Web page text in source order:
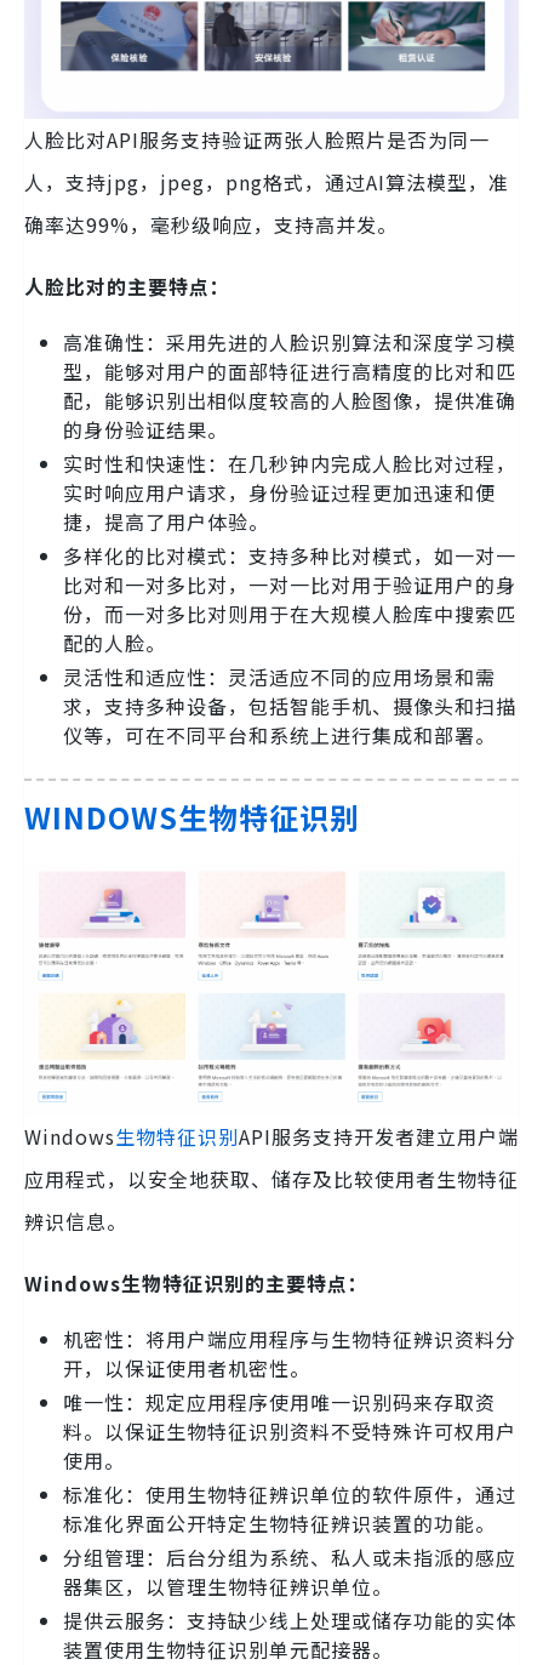
人脸比对API服务支持验证两张人脸照片是否为同一
人，支持jpg，jpeg，png格式，通过AI算法模型，准
确率达99%，毫秒级响应，支持高并发。
人脸比对的主要特点：
高准确性：采用先进的人脸识别算法和深度学习模
型，能够对用户的面部特征进行高精度的比对和匹
配，能够识别出相似度较高的人脸图像，提供准确
的身份验证结果。
实时性和快速性：在几秒钟内完成人脸比对过程，
实时响应用户请求，身份验证过程更加迅速和便
捷，提高了用户体验。
多样化的比对模式：支持多种比对模式，如一对一
比对和一对多比对，一对一比对用于验证用户的身
份，而一对多比对则用于在大规模人脸库中搜索匹
配的人脸。
灵活性和适应性：灵活适应不同的应用场景和需
求，支持多种设备，包括智能手机、摄像头和扫描
仪等，可在不同平台和系统上进行集成和部署。
WINDOWS生物特征识别
Windows生物特征识别API服务支持开发者建立用户端
应用程式，以安全地获取、储存及比较使用者生物特征
辨识信息。
Windows生物特征识别的主要特点：
机密性：将用户端应用程序与生物特征辨识资料分
开，以保证使用者机密性。
唯一性：规定应用程序使用唯一识别码来存取资
料。以保证生物特征识别资料不受特殊许可权用户
使用。
标准化：使用生物特征辨识单位的软件原件，通过
标准化界面公开特定生物特征辨识装置的功能。
分组管理：后台分组为系统、私人或未指派的感应
器集区，以管理生物特征辨识单位。
提供云服务：支持缺少线上处理或储存功能的实体
装置使用生物特征识别单元配接器。